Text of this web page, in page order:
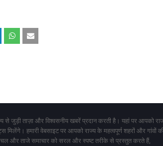
से जुड़ी ताज़ा और विश्वसनीय खबरें प्रदान करती है। यहां पर आपको
मिलेंगे। हमारी वेबसाइट पर आपको राज्य के महत्वपूर्ण शहरों और गांवों
और ताजे समाचार को सरल और स्पष्ट तरीके से प्रस्तुत करते हैं,